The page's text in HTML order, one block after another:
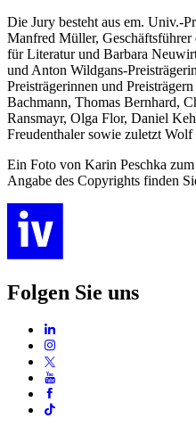
Die Jury besteht aus em. Univ.-
Manfred Müller, Geschäftsführer
für Literatur und Barbara
und Anton Wildgans-
Preisträgerinnen und
Bachmann, Thomas Bernhard,
Ransmayr, Olga Flor, Daniel
Freudenthaler sowie zuletzt Wolf
Ein Foto von Karin Peschka
Angabe des Copyrights finden
Folgen Sie uns